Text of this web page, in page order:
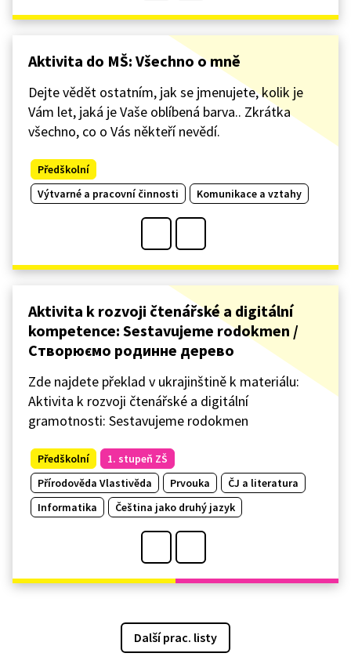
Aktivita do MŠ: Všechno o mně
Dejte vědět ostatním, jak se jmenujete, kolik je
Vám let, jaká je Vaše oblíbená barva.. Zkrátka
všechno, co o Vás někteří nevědí.
Předškolní
Výtvarné a pracovní činnosti
Komunikace a vztahy
Aktivita k rozvoji čtenářské a digitální
kompetence: Sestavujeme rodokmen /
Cтворюємо родинне дерево
Zde najdete překlad v ukrajinštině k materiálu:
Aktivita k rozvoji čtenářské a digitální
gramotnosti: Sestavujeme rodokmen
Předškolní
1. stupeň ZŠ
Přírodověda Vlastivěda
Prvouka
ČJ a literatura
Informatika
Čeština jako druhý jazyk
Další prac. listy